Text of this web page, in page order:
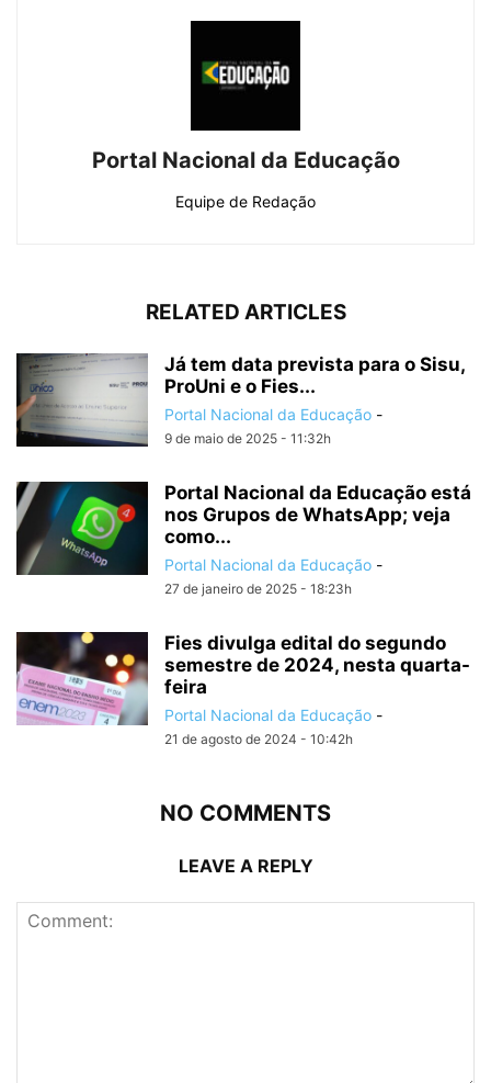
Portal Nacional da Educação
Equipe de Redação
RELATED ARTICLES
Já tem data prevista para o Sisu,
ProUni e o Fies...
Portal Nacional da Educação -
9 de maio de 2025 - 11:32h
Portal Nacional da Educação está
nos Grupos de WhatsApp; veja
como...
Portal Nacional da Educação -
27 de janeiro de 2025 - 18:23h
Fies divulga edital do segundo
semestre de 2024, nesta quarta-
feira
Portal Nacional da Educação -
21 de agosto de 2024 - 10:42h
NO COMMENTS
LEAVE A REPLY